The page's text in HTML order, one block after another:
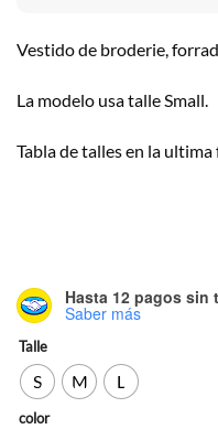
Vestido de broderie,
La modelo usa talle Small.
Tabla de talles en la
Hasta 12 pagos sin
Saber más
Talle
S M L
color